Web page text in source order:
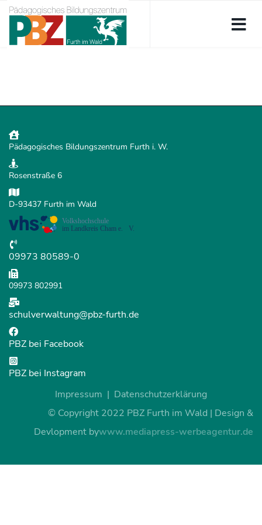
Pädagogisches Bildungszentrum Furth i. W.
Rosenstraße 6
D-93437 Furth im Wald
09973 80589-0
09973 802991
schulverwaltung@pbz-furth.de
PBZ bei Facebook
PBZ bei Instagram
Impressum
Datenschutzerklärung
© Copyright 2022 PBZ Furth im Wald | Design &
Devlopment bywww.mediapress-werbeagentur.de